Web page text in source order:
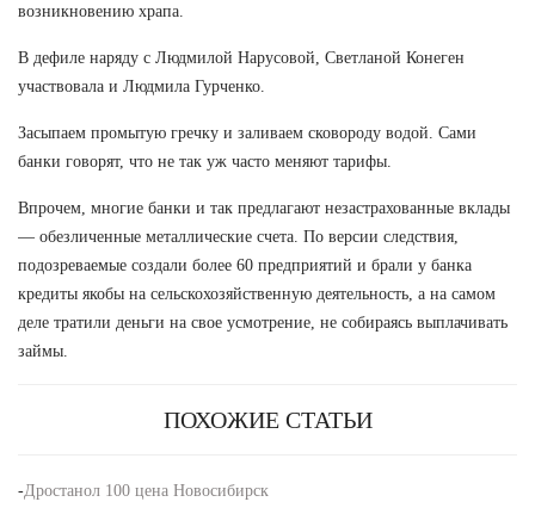
возникновению храпа.
В дефиле наряду с Людмилой Нарусовой, Светланой Конеген
участвовала и Людмила Гурченко.
Засыпаем промытую гречку и заливаем сковороду водой. Сами
банки говорят, что не так уж часто меняют тарифы.
Впрочем, многие банки и так предлагают незастрахованные вклады
— обезличенные металлические счета. По версии следствия,
подозреваемые создали более 60 предприятий и брали у банка
кредиты якобы на сельскохозяйственную деятельность, а на самом
деле тратили деньги на свое усмотрение, не собираясь выплачивать
займы.
ПОХОЖИЕ СТАТЬИ
-Дростанол 100 цена Новосибирск